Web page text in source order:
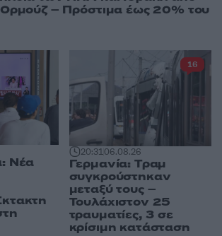
– Πρόστιμα έως 20% του
Νέα
20:3106.08.26
Γερμανία: Tραμ
συγκρούστηκαν
μεταξύ τους –
Τουλάχιστον 25
τραυματίες, 3 σε
κρίσιμη κατάσταση
16